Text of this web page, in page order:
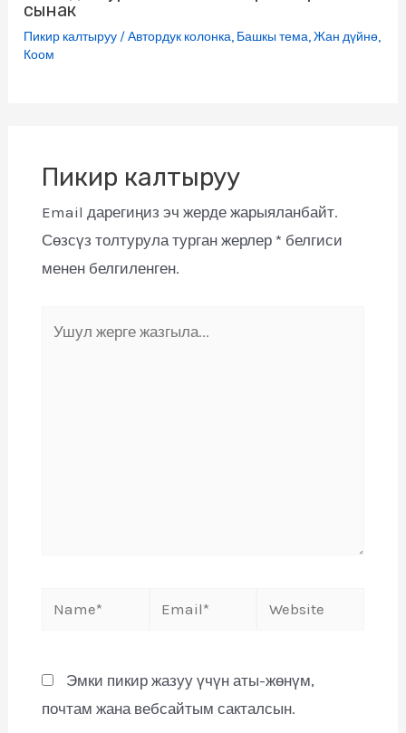
сынак
Пикир калтыруу /Автордук колонка, Башкы тема,Жан дүйнө,
Коом
Пикир калтыруу
Email дарегиңиз эч жерде жарыяланбайт.
Сөзсүз толтурула турган жерлер * белгиси
менен белгиленген.
Эмки пикир жазуу үчүн аты-жөнүм,
почтам жана вебсайтым сакталсын.